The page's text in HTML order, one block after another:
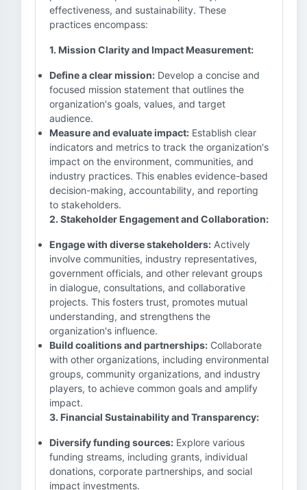
effectiveness, and sustainability. These
practices encompass:
1. Mission Clarity and Impact Measurement:
Define a clear mission: Develop a concise and
focused mission statement that outlines the
organization's goals, values, and target
audience.
Measure and evaluate impact: Establish clear
indicators and metrics to track the organization's
impact on the environment, communities, and
industry practices. This enables evidence-based
decision-making, accountability, and reporting
to stakeholders.
2. Stakeholder Engagement and Collaboration:
Engage with diverse stakeholders: Actively
involve communities, industry representatives,
government officials, and other relevant groups
in dialogue, consultations, and collaborative
projects. This fosters trust, promotes mutual
understanding, and strengthens the
organization's influence.
Build coalitions and partnerships: Collaborate
with other organizations, including environmental
groups, community organizations, and industry
players, to achieve common goals and amplify
impact.
3. Financial Sustainability and Transparency:
Diversify funding sources: Explore various
funding streams, including grants, individual
donations, corporate partnerships, and social
impact investments.